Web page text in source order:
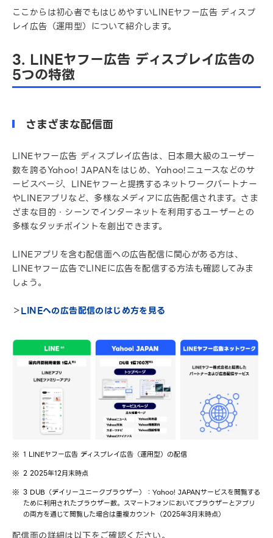
ここからは初心者でもはじめやすいLINEヤフー広告 ディスプ
レイ広告（運用型）について紹介します。
3. LINEヤフー広告 ディスプレイ広告の
5つの特徴
さまざまな配信面
LINEヤフー広告 ディスプレイ広告は、日本最大級のユーザー
数を誇るYahoo! JAPANをはじめ、Yahoo!ニュースなどのサ
ービスページ、LINEヤフーと提携するネットワークパートナー
やLINEアプリなど、多様なメディアに広告配信されます。さま
ざまな目的・シーンでインターネットを利用するユーザーとの
多様なタッチポイントを創出できます。
LINEアプリを含む配信面への広告配信に関心がある方は、
LINEヤフー広告でLINEに広告を配信する方法も確認してみま
しょう。
＞LINEへの広告配信のはじめ方を見る
1 LINEヤフー広告 ディスプレイ広告（運用型）の配信
2 2025年12月末時点
3 DUB（デイリーユニークブラウザー）：Yahoo! JAPANサービスを閲覧する
ために利用されたブラウザー数。スマートフォンにおいてブラウザーとアプリ
の両方を通じて閲覧した場合は重複カウント（2025年3月末時点）